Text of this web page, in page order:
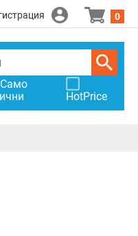
0
Само
HotPrice